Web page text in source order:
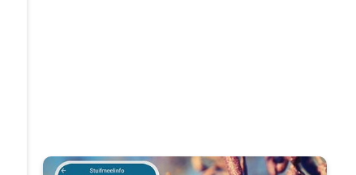
De pollen van de els zijn actief. Allergieën in de winter. . .